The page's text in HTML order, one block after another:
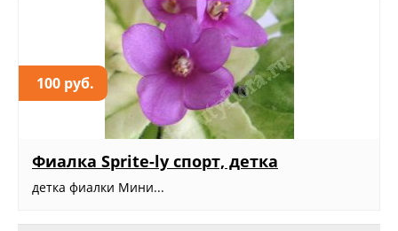
100 руб.
Фиалка Sprite-ly спорт, детка
детка фиалки Мини...